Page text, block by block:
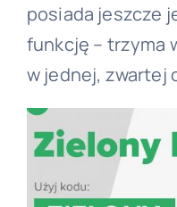
posiada jeszcze
funkcję – trzyma
w jednej, zwartej